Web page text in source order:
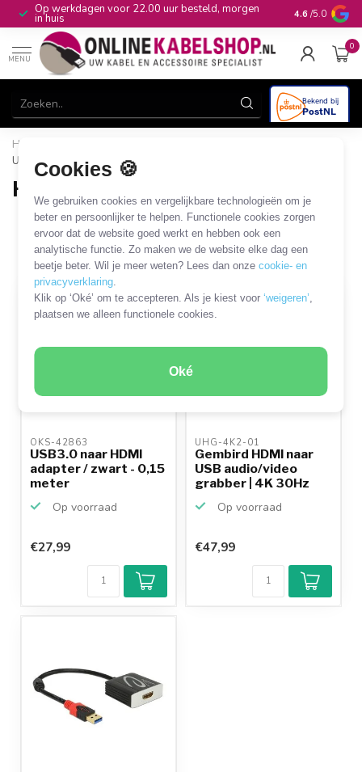
Cookies 🍪
We gebruiken cookies en vergelijkbare technologieën om je
beter en persoonlijker te helpen. Functionele cookies zorgen
ervoor dat de website goed werkt en hebben ook een
analytische functie. Zo maken we de website elke dag een
beetje beter. Wil je meer weten? Lees dan onzecookie- en
privacyverklaring.
Klik op ‘Oké’ om te accepteren. Als je kiest voor‘weigeren’,
plaatsen we alleen functionele cookies.
Oké
Op werkdagen voor 22.00 uur besteld, morgen
in huis 10+jaar
4.6 /5.0
MENU
0
Home
USB-A
HDMI - USB-A
3 PRODUCTEN
Filters SORTEER OP
OKS-42863
USB3.0 naar HDMI
adapter / zwart - 0,15
meter
Op voorraad
€27,99
UHG-4K2-01
Gembird HDMI naar
USB audio/video
grabber | 4K 30Hz
Op voorraad
€47,99